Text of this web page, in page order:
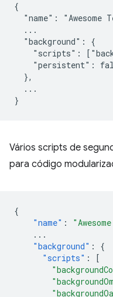
{
"name": "Awesome
  ...
  "background": {
"scripts":
"persistent":
  },
  ...
Vários scripts de
para código
{
"name" :
...
"background" :
{
"scripts" :
[